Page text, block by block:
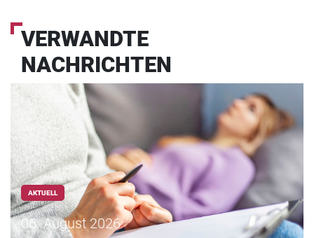
VERWANDTE
NACHRICHTEN
AKTUELL
06. August 2026